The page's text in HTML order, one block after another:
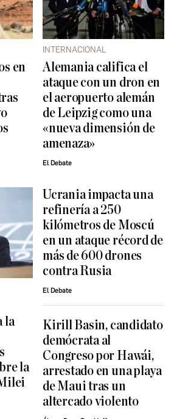
en
INTERNACIONAL
Alemania califica el
ataque con un dron en
el aeropuerto alemán
de Leipzig como una
«nueva dimensión de
amenaza»
El Debate
la
la
Ucrania impacta una
refinería a 250
kilómetros de Moscú
en un ataque récord de
más de 600 drones
contra Rusia
El Debate
Kirill Basin, candidato
demócrata al
Congreso por Hawái,
arrestado en una playa
de Maui tras un
altercado violento